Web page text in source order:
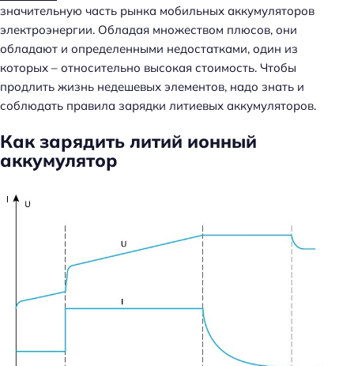
значительную часть рынка мобильных аккумуляторов
электроэнергии. Обладая множеством плюсов, они
обладают и определенными недостатками, один из
которых – относительно высокая стоимость. Чтобы
продлить жизнь недешевых элементов, надо знать и
соблюдать правила зарядки литиевых аккумуляторов.
Как зарядить литий ионный
аккумулятор